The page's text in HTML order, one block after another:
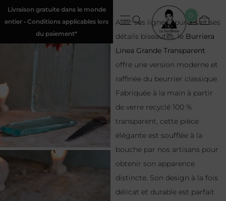
Livraison gratuite dans le monde
entier • Conditions applicables lors
du paiement*
0
Avec ses lignes épurées et ses
détails biseautés, le Burriera
Linea Grande Transparent
offre une version moderne et
raffinée du beurrier classique.
Fabriquée à la main à partir
de verre recyclé 100 %
transparent, cette pièce
élégante est soufflée à la
bouche par nos artisans pour
obtenir son apparence
distincte. Son design à la fois
délicat et durable est parfait